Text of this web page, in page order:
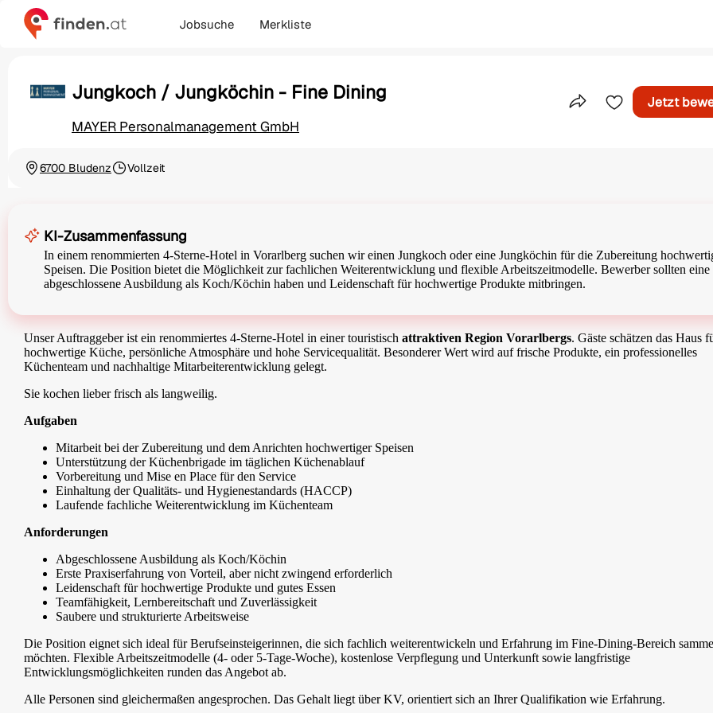
Jobsuche Merkliste
Jungkoch / Jungköchin - Fine Dining
MAYER Personalmanagement GmbH
Teile dieses Inserat
Jetzt
Ortschaft
6700 BludenzBeschäftigungsart
Vollzeit
KI-Zusammenfassung
In einem renommierten 4-Sterne-Hotel in Vorarlberg suchen wir einen Jungkoch oder eine Jungköchin für die Zubereitung
Speisen. Die Position bietet die Möglichkeit zur fachlichen Weiterentwicklung und flexible Arbeitszeitmodelle. Bewerber sollten eine
abgeschlossene Ausbildung als Koch/Köchin haben und Leidenschaft für hochwertige Produkte mitbringen.
Unser Auftraggeber ist ein renommiertes 4-Sterne-Hotel in einer touristisch attraktiven Region Vorarlbergs. Gäste schätzen das Haus
hochwertige Küche, persönliche Atmosphäre und hohe Servicequalität. Besonderer Wert wird auf frische Produkte, ein professionelles
Küchenteam und nachhaltige Mitarbeiterentwicklung gelegt.
Sie kochen lieber frisch als langweilig.
Aufgaben
Mitarbeit bei der Zubereitung und dem Anrichten hochwertiger Speisen
Unterstützung der Küchenbrigade im täglichen Küchenablauf
Vorbereitung und Mise en Place für den Service
Einhaltung der Qualitäts- und Hygienestandards (HACCP)
Laufende fachliche Weiterentwicklung im Küchenteam
Anforderungen
Abgeschlossene Ausbildung als Koch/Köchin
Erste Praxiserfahrung von Vorteil, aber nicht zwingend erforderlich
Leidenschaft für hochwertige Produkte und gutes Essen
Teamfähigkeit, Lernbereitschaft und Zuverlässigkeit
Saubere und strukturierte Arbeitsweise
Die Position eignet sich ideal für Berufseinsteigerinnen, die sich fachlich weiterentwickeln und Erfahrung im Fine-Dining-Bereich
möchten. Flexible Arbeitszeitmodelle (4- oder 5-Tage-Woche), kostenlose Verpflegung und Unterkunft sowie langfristige
Entwicklungsmöglichkeiten runden das Angebot ab.
Alle Personen sind gleichermaßen angesprochen. Das Gehalt liegt über KV, orientiert sich an Ihrer Qualifikation wie Erfahrung.